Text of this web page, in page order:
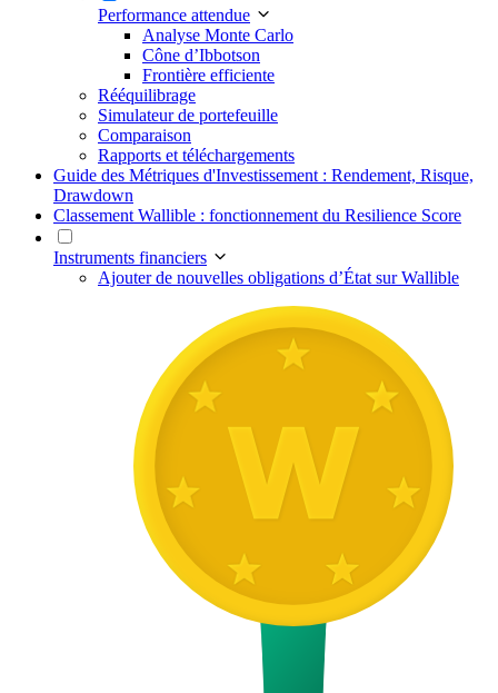
Performance attendue
Analyse Monte Carlo
Cône d’Ibbotson
Frontière efficiente
Rééquilibrage
Simulateur de portefeuille
Comparaison
Rapports et téléchargements
Guide des Métriques d'Investissement : Rendement, Risque,
Drawdown
Classement Wallible : fonctionnement du Resilience Score
Instruments financiers
Ajouter de nouvelles obligations d’État sur Wallible